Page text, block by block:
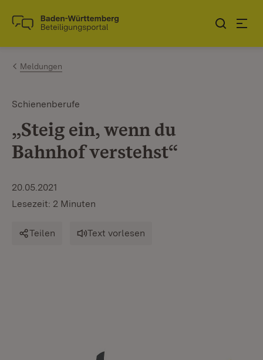
Zum Inhalt springen
Link zur Startseite
Meldungen
Schienenberufe
„Steig ein, wenn du
Bahnhof verstehst“
20.05.2021
Lesezeit: 2 Minuten
Teilen Text vorlesen